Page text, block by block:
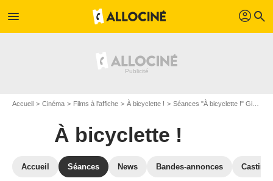
menu profil search
Accueil Cinéma Films à l'affiche À bicyclette ! Séances "À bicyclette !" Gironde
À bicyclette !
Accueil Séances News Bandes-annonces Casting